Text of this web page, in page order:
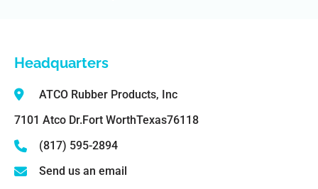
Headquarters
ATCO Rubber Products, Inc
7101 Atco Dr.Fort WorthTexas76118
(817) 595-2894
Send us an email